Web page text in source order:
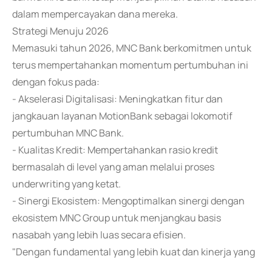
dalam mempercayakan dana mereka.
Strategi Menuju 2026
Memasuki tahun 2026, MNC Bank berkomitmen untuk
terus mempertahankan momentum pertumbuhan ini
dengan fokus pada:
- Akselerasi Digitalisasi: Meningkatkan fitur dan
jangkauan layanan MotionBank sebagai lokomotif
pertumbuhan MNC Bank.
- Kualitas Kredit: Mempertahankan rasio kredit
bermasalah di level yang aman melalui proses
underwriting yang ketat.
- Sinergi Ekosistem: Mengoptimalkan sinergi dengan
ekosistem MNC Group untuk menjangkau basis
nasabah yang lebih luas secara efisien.
"Dengan fundamental yang lebih kuat dan kinerja yang